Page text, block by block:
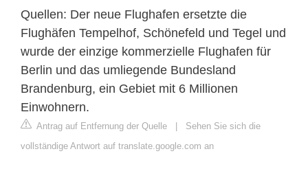
Quellen: Der neue Flughafen ersetzte die
Flughäfen Tempelhof, Schönefeld und Tegel und
wurde der einzige kommerzielle Flughafen für
Berlin und das umliegende Bundesland
Brandenburg, ein Gebiet mit 6 Millionen
Einwohnern.
Antrag auf Entfernung der Quelle | Sehen Sie sich die
vollständige Antwort auf translate.google.com an